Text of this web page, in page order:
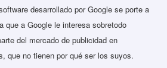
desarrollado por Google se porte a
que a Google le interesa sobretodo
del mercado de publicidad en
que no tienen por qué ser los suyos.